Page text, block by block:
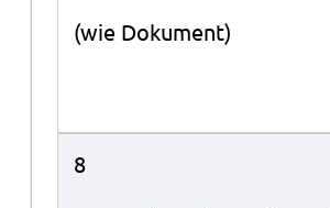
(wie Dokument)
8